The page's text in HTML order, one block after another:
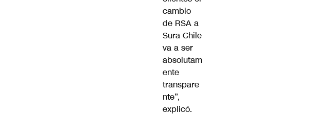
cambio
de RSA a
Sura Chile
va a ser
absolutam
ente
transpare
nte”,
explicó.